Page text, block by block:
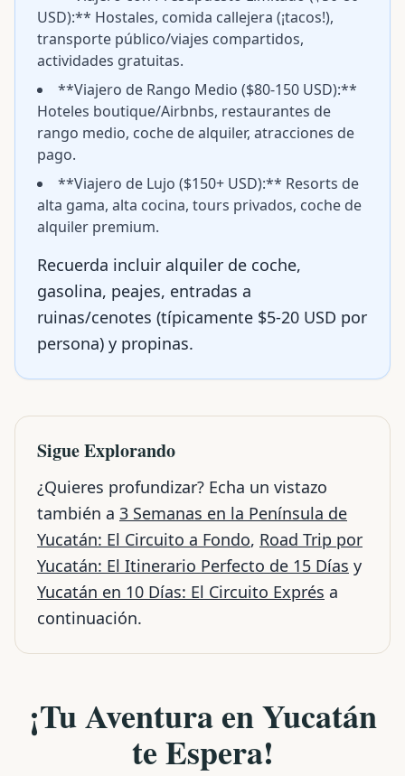
USD):** Hostales, comida callejera (¡tacos!),
transporte público/viajes compartidos,
actividades gratuitas.
**Viajero de Rango Medio ($80-150 USD):**
Hoteles boutique/Airbnbs, restaurantes de
rango medio, coche de alquiler, atracciones de
pago.
**Viajero de Lujo ($150+ USD):** Resorts de
alta gama, alta cocina, tours privados, coche de
alquiler premium.
Recuerda incluir alquiler de coche,
gasolina, peajes, entradas a
ruinas/cenotes (típicamente $5-20 USD por
persona) y propinas.
Sigue Explorando
¿Quieres profundizar? Echa un vistazo
también a 3 Semanas en la Península de
Yucatán: El Circuito a Fondo, Road Trip por
Yucatán: El Itinerario Perfecto de 15 Días y
Yucatán en 10 Días: El Circuito Exprés a
continuación.
¡Tu Aventura en Yucatán
te Espera!